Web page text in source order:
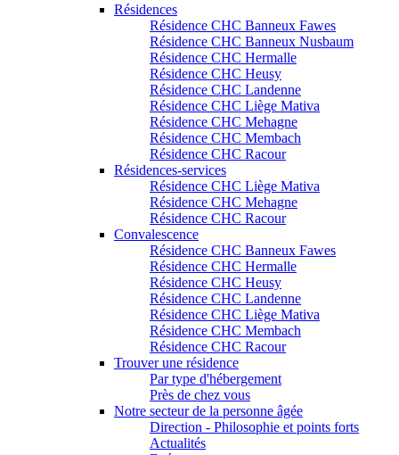
Résidences
Résidence CHC Banneux Fawes
Résidence CHC Banneux Nusbaum
Résidence CHC Hermalle
Résidence CHC Heusy
Résidence CHC Landenne
Résidence CHC Liège Mativa
Résidence CHC Mehagne
Résidence CHC Membach
Résidence CHC Racour
Résidences-services
Résidence CHC Liège Mativa
Résidence CHC Mehagne
Résidence CHC Racour
Convalescence
Résidence CHC Banneux Fawes
Résidence CHC Hermalle
Résidence CHC Heusy
Résidence CHC Landenne
Résidence CHC Liège Mativa
Résidence CHC Membach
Résidence CHC Racour
Trouver une résidence
Par type d'hébergement
Près de chez vous
Notre secteur de la personne âgée
Direction - Philosophie et points forts
Actualités